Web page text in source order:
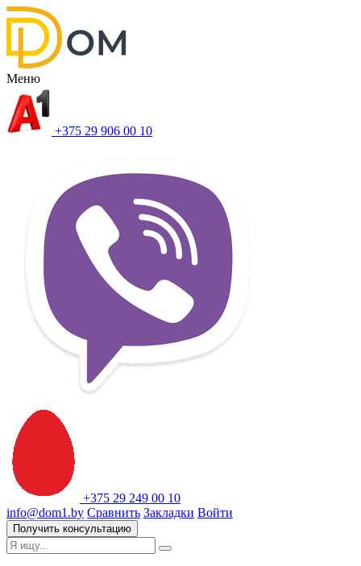
Меню
+375 29 906 00 10
+375 29 249 00 10
info@dom1.by Сравнить Закладки Войти
Получить консультацию